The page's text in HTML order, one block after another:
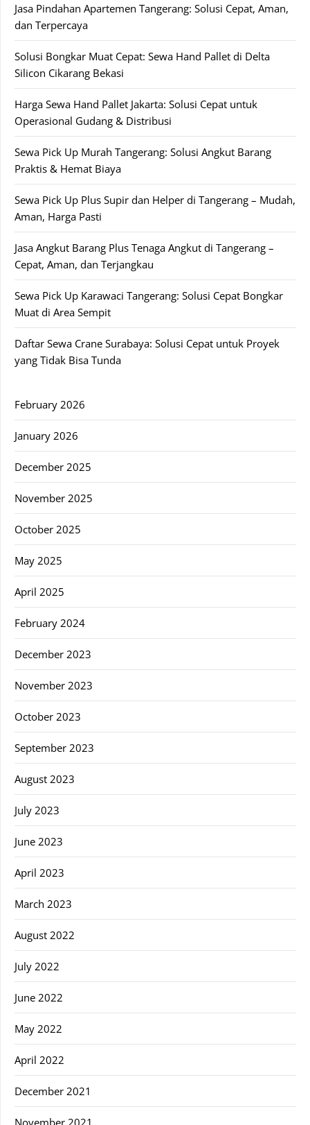
Jasa Pindahan Apartemen Tangerang: Solusi Cepat, Aman,
dan Terpercaya
Solusi Bongkar Muat Cepat: Sewa Hand Pallet di Delta
Silicon Cikarang Bekasi
Harga Sewa Hand Pallet Jakarta: Solusi Cepat untuk
Operasional Gudang & Distribusi
Sewa Pick Up Murah Tangerang: Solusi Angkut Barang
Praktis & Hemat Biaya
Sewa Pick Up Plus Supir dan Helper di Tangerang – Mudah,
Aman, Harga Pasti
Jasa Angkut Barang Plus Tenaga Angkut di Tangerang –
Cepat, Aman, dan Terjangkau
Sewa Pick Up Karawaci Tangerang: Solusi Cepat Bongkar
Muat di Area Sempit
Daftar Sewa Crane Surabaya: Solusi Cepat untuk Proyek
yang Tidak Bisa Tunda
February 2026
January 2026
December 2025
November 2025
October 2025
May 2025
April 2025
February 2024
December 2023
November 2023
October 2023
September 2023
August 2023
July 2023
June 2023
April 2023
March 2023
August 2022
July 2022
June 2022
May 2022
April 2022
December 2021
November 2021